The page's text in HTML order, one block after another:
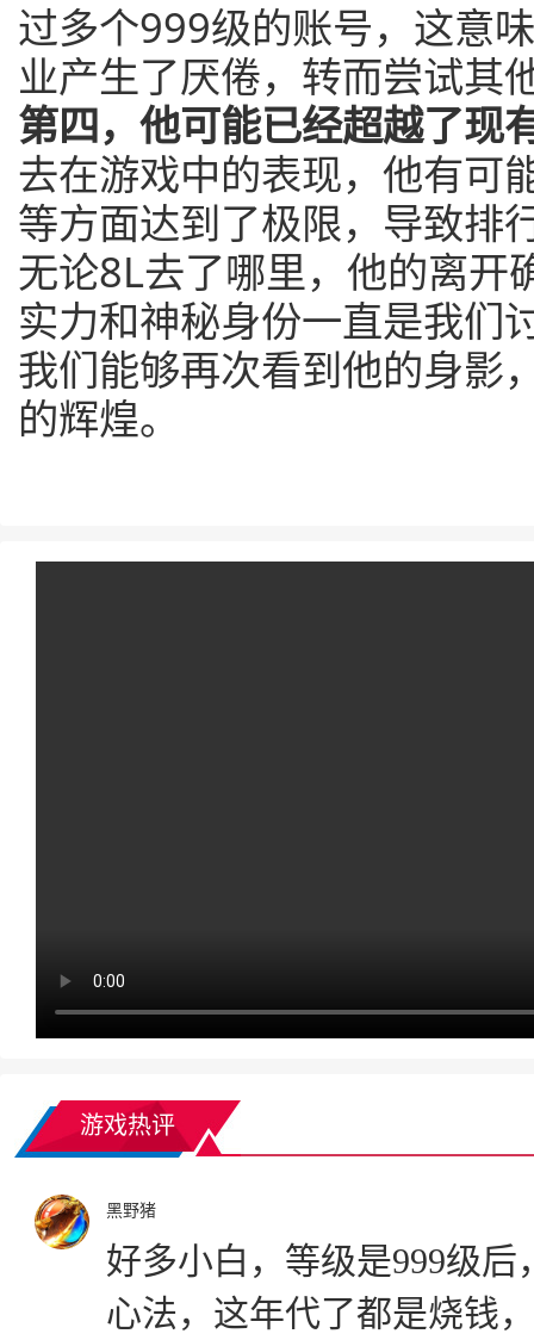
过多个999级的账号，这意
业产生了厌倦，转而尝试其
第四，他可能已经超越了现
去在游戏中的表现，他有可
等方面达到了极限，导致排
无论8L去了哪里，他的离开
实力和神秘身份一直是我们
我们能够再次看到他的身影
的辉煌。
游戏热评
黑野猪
好多小白，等级是999级
心法，这年代了都是烧钱